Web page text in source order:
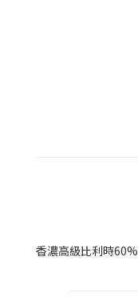
香濃高級比利時